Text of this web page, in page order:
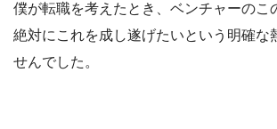
僕が転職を考えたとき、ベンチャーのこ
絶対にこれを成し遂げたいという明確な
せんでした。